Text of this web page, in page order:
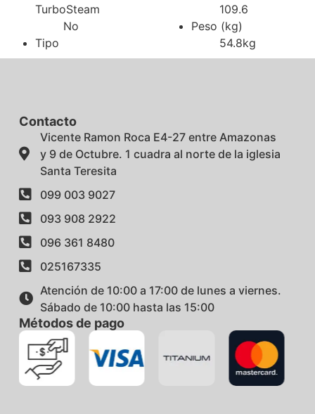
TurboSteam
No
Tipo
109.6
Peso (kg)
54.8kg
Contacto
Vicente Ramon Roca E4-27 entre Amazonas
y 9 de Octubre. 1 cuadra al norte de la iglesia
Santa Teresita
099 003 9027
093 908 2922
096 361 8480
025167335
Atención de 10:00 a 17:00 de lunes a viernes.
Sábado de 10:00 hasta las 15:00
Métodos de pago